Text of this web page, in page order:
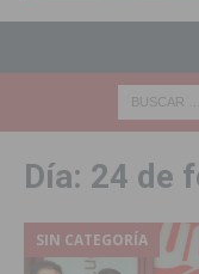
Día: 24 de
SIN CATEGORÍA